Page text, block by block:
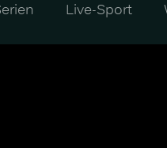
Live-Sport